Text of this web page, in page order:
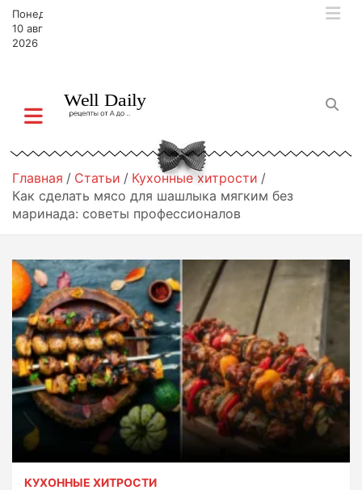
Понедельник,
10 августа,
2026
Главная Статьи
Кухонные хитрости
Как сделать мясо для шашлыка мягким без
маринада: советы профессионалов
КУХОННЫЕ ХИТРОСТИ